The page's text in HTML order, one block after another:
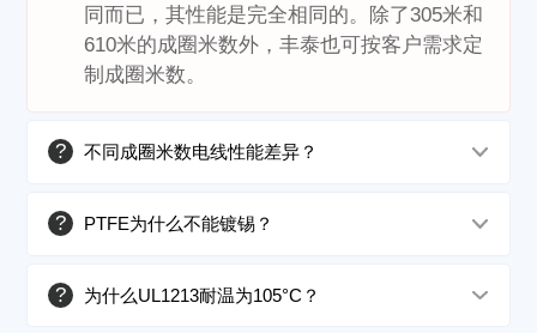
同而已，其性能是完全相同的。除了305米和
610米的成圈米数外，丰泰也可按客户需求定
制成圈米数。
? 不同成圈米数电线性能差异？
? PTFE为什么不能镀锡？
? 为什么UL1213耐温为105°C？